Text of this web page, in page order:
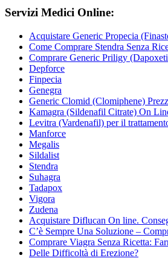
Servizi Medici Online:
Acquistare Generic Propecia
Come Comprare Stendra Senza
Comprare Generic Priligy
Depforce
Finpecia
Genegra
Generic Clomid (Clomiphene)
Kamagra (Sildenafil Citrate) On
Levitra (Vardenafil) per il
Manforce
Megalis
Sildalist
Stendra
Suhagra
Tadapox
Vigora
Zudena
Acquistare Diflucan On line.
C’è Sempre Una Soluzione –
Comprare Viagra Senza Ricetta:
Delle Difficoltà di Erezione?